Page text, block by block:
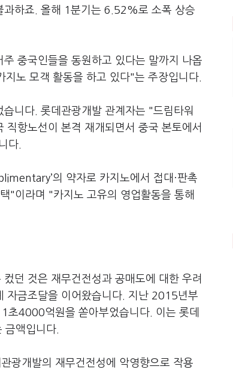
하죠. 올해 1분기는 6.52%로 소폭 상승
중국인들을 동원하고 있다는 말까지 나옵
노 모객 활동을 하고 있다"는 주장입니다.
니다. 롯데관광개발 관계자는 "드림타워
항노선이 본격 재개되면서 중국 본토에서
다.
의 약자로 카지노에서 접대·판촉
"이라며 "카지노 고유의 영업활동을 통해
던 것은 재무건전성과 공매도에 대한 우려
자금조달을 이어왔습니다. 지난 2015년부
초4000억원을 쏟아부었습니다. 이는 롯데
액입니다.
광개발의 재무건전성에 악영향으로 작용